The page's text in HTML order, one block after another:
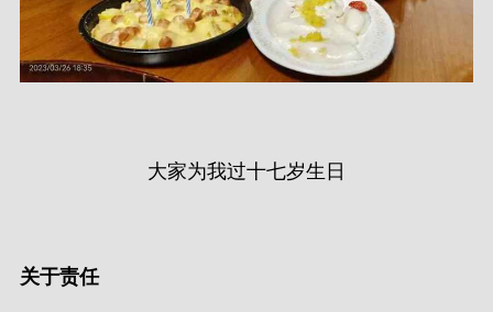
大家为我过十七岁生日
关于责任